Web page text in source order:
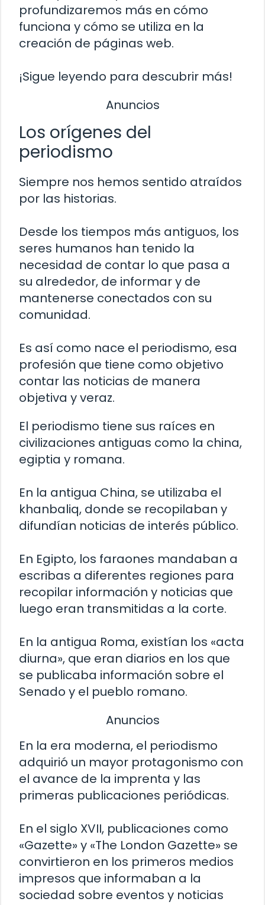
profundizaremos más en cómo
funciona y cómo se utiliza en la
creación de páginas web.
¡Sigue leyendo para descubrir más!
Anuncios
Los orígenes del
periodismo
Siempre nos hemos sentido atraídos
por las historias.
Desde los tiempos más antiguos, los
seres humanos han tenido la
necesidad de contar lo que pasa a
su alrededor, de informar y de
mantenerse conectados con su
comunidad.
Es así como nace el periodismo, esa
profesión que tiene como objetivo
contar las noticias de manera
objetiva y veraz.
El periodismo tiene sus raíces en
civilizaciones antiguas como la china,
egiptia y romana.
En la antigua China, se utilizaba el
khanbaliq, donde se recopilaban y
difundían noticias de interés público.
En Egipto, los faraones mandaban a
escribas a diferentes regiones para
recopilar información y noticias que
luego eran transmitidas a la corte.
En la antigua Roma, existían los «acta
diurna», que eran diarios en los que
se publicaba información sobre el
Senado y el pueblo romano.
Anuncios
En la era moderna, el periodismo
adquirió un mayor protagonismo con
el avance de la imprenta y las
primeras publicaciones periódicas.
En el siglo XVII, publicaciones como
«Gazette» y «The London Gazette» se
convirtieron en los primeros medios
impresos que informaban a la
sociedad sobre eventos y noticias